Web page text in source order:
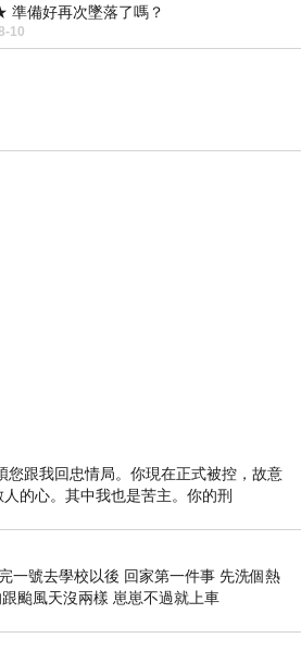
準備好再次墜落了嗎？
10
您跟我回忠情局。你現在正式被控，故意
的心。其中我也是苦主。你的刑
一號去學校以後 回家第一件事 先洗個熱
風天沒兩樣 崽崽不過就上車